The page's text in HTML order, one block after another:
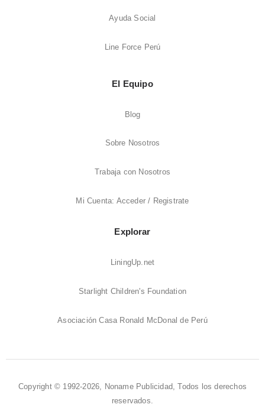
Ayuda Social
Line Force Perú
El Equipo
Blog
Sobre Nosotros
Trabaja con Nosotros
Mi Cuenta: Acceder / Registrate
Explorar
LiningUp.net
Starlight Children's Foundation
Asociación Casa Ronald McDonal de Perú
Copyright © 1992-2026, Noname Publicidad, Todos los derechos
reservados.